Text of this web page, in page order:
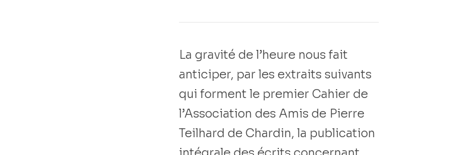
La gravité de l’heure nous fait
anticiper, par les extraits suivants
qui forment le premier Cahier de
l’Association des Amis de Pierre
Teilhard de Chardin, la publication